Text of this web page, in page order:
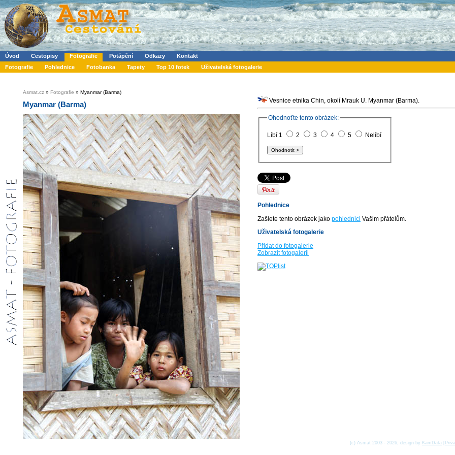
Úvod Cestopisy Fotografie Potápění Odkazy
Kontakt
Fotografie
Pohlednice Fotobanka Tapety Top 10 fotek Uživatelská fotogalerie
Asmat.cz » Fotografie » Myanmar (Barma)
Myanmar (Barma) Vesnice etnika Chin, okolí Mrauk U. Myanmar (Barma).
Ohodnoťte tento obrázek:
Líbí 1 2 3 4 5 Nelíbí
Pohlednice
Zašlete tento obrázek jako pohlednici Vašim přátelům.
Uživatelská fotogalerie
Přidat do fotogalerie
Zobrazit fotogalerii
(c) Asmat 2003 - 2026, design by KamData